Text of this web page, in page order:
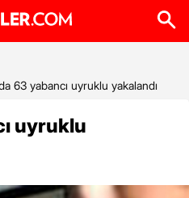
63 yabancı uyruklu yakalandı
uyruklu